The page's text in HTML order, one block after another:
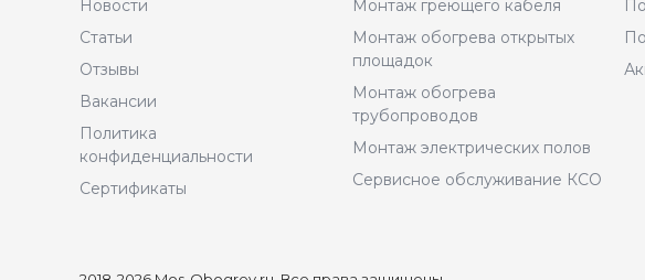
Новости
Статьи
Отзывы
Вакансии
Политика
конфиденциальности
Сертификаты
Монтаж греющего кабеля
Монтаж обогрева открытых
площадок
Монтаж обогрева
трубопроводов
Монтаж электрических полов
Сервисное обслуживание КСО